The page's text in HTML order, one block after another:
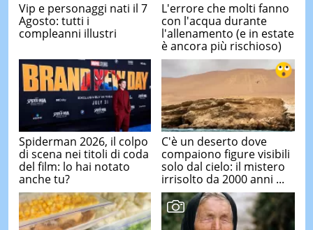
Vip e personaggi nati il 7
Agosto: tutti i
compleanni illustri
L'errore che molti fanno
con l'acqua durante
l'allenamento (e in estate
è ancora più rischioso)
Spiderman 2026, il colpo
di scena nei titoli di coda
del film: lo hai notato
anche tu?
C'è un deserto dove
compaiono figure visibili
solo dal cielo: il mistero
irrisolto da 2000 anni ...